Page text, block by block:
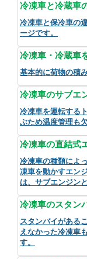
冷凍車と冷蔵車
冷凍車と保冷車の
ージです。
冷凍車・冷蔵車
基本的に荷物の積
冷凍車のサブエ
冷凍車を運転する
ぶため温度管理も
冷凍車の直結式
冷凍車の種類によ
凍車を動かすエン
は、サブエンジン
冷凍車のスタン
スタンバイがある
えなかった冷凍車
す。